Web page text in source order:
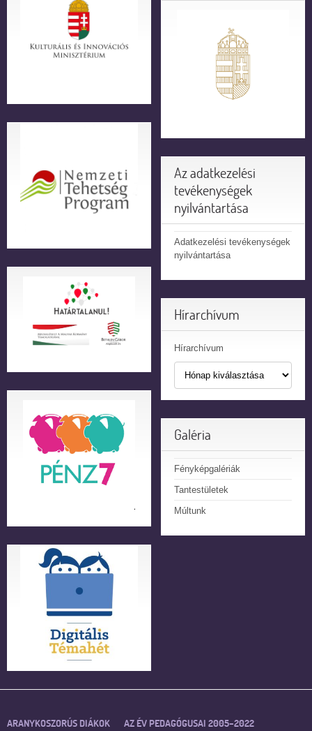
Az adatkezelési
tevékenységek
nyilvántartása
Adatkezelési tevékenységek
nyilvántartása
Hírarchívum
Hírarchívum
Galéria
Fényképgalériák
Tantestületek
Múltunk
ARANYKOSZORÚS DIÁKOK AZ ÉV PEDAGÓGUSAI 2005–2022